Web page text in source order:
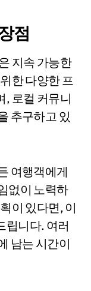
점
지속 가능한
한 다양한 프
, 로컬 커뮤니
추구하고 있
여행객에게
없이 노력하
이 있다면, 이
립니다. 여러
남는 시간이